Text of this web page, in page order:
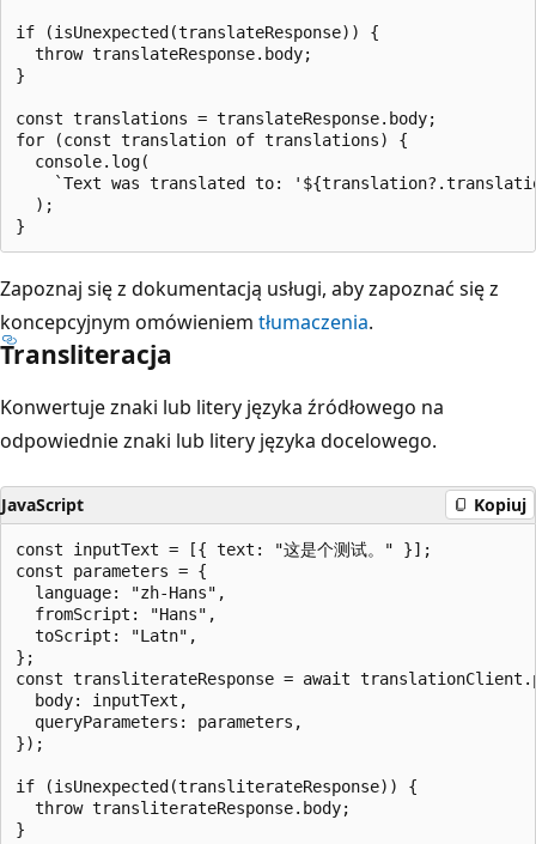
if (isUnexpected(translateResponse)) {
  throw translateResponse.body;
}
const translations = translateResponse.body;
for (const translation of translations) {
  console.log(
`Text was translated to:
  );
Zapoznaj się z dokumentacją usługi, aby zapoznać się z
koncepcyjnym omówieniem tłumaczenia.
Transliteracja
Konwertuje znaki lub litery języka źródłowego na
odpowiednie znaki lub litery języka docelowego.
JavaScript Kopiuj
const inputText = [{ text: "这是个测试。" }];
const parameters = {
  language: "zh-Hans",
  fromScript: "Hans",
  toScript: "Latn",
};
const transliterateResponse = await
  body: inputText,
  queryParameters: parameters,
});
if (isUnexpected(transliterateResponse)) {
  throw transliterateResponse.body;
}